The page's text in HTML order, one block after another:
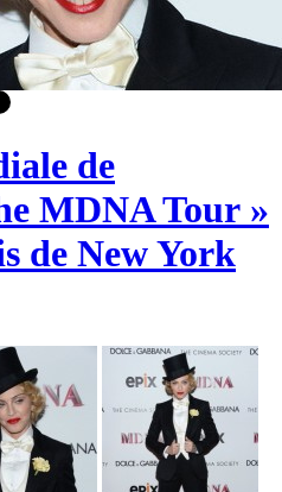
de
MDNA Tour »
de New York